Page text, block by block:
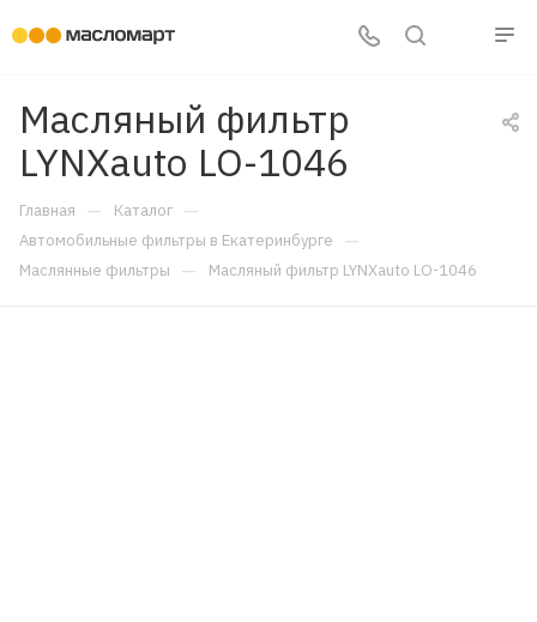
Масляный фильтр
LYNXauto LO-1046
Главная — Каталог —
Автомобильные фильтры в Екатеринбурге —
Маслянные фильтры — Масляный фильтр LYNXauto LO-1046